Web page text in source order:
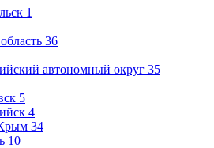
1
36
автономный округ 35
5
4
34
10